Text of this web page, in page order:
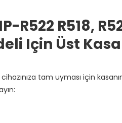
R522 R518,
Için Üst
tam uyması için